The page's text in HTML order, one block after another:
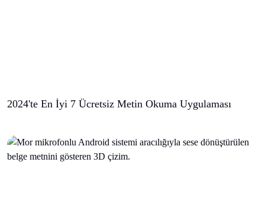
2024'te En İyi 7 Ücretsiz Metin Okuma Uygulaması